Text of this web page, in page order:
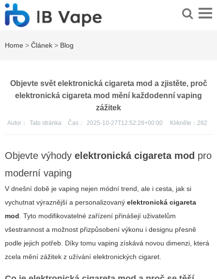
Home > Článek > Blog
Objevte svět elektronická cigareta mod a zjistěte, proč
elektronická cigareta mod mění každodenní vaping
zážitek
Autor： Tato stránka Čas： 2025-10-27T12:52:28+00:00 Klikněte： 282
Objevte výhody elektronická cigareta mod pro
moderní vaping
V dnešní době je vaping nejen módní trend, ale i cesta, jak si
vychutnat výraznější a personalizovaný elektronická cigareta
mod. Tyto modifikovatelné zařízení přinášejí uživatelům
všestrannost a možnost přizpůsobení výkonu i designu přesně
podle jejich potřeb. Díky tomu vaping získává novou dimenzi, která
zcela mění zážitek z užívání elektronických cigaret.